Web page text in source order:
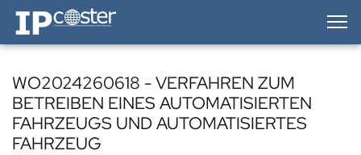
IP-Coster — Home
WO2024260618 - VERFAHREN ZUM
BETREIBEN EINES AUTOMATISIERTEN
FAHRZEUGS UND AUTOMATISIERTES
FAHRZEUG